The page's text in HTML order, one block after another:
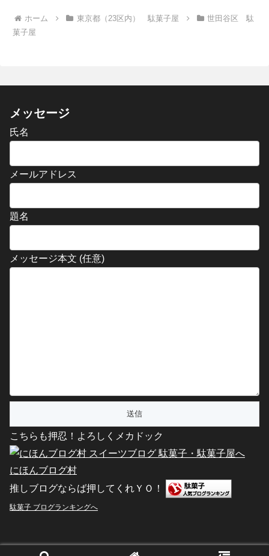
ホーム 東京都（23区内） 駄菓子屋
世田谷区 駄
菓子屋
メッセージ
氏名
メールアドレス
題名
メッセージ本文 (任意)
こちらも押忍！よろしくメカドック
にほんブログ村
推しブログならば押してくれＹＯ！
駄菓子 ブログランキングへ